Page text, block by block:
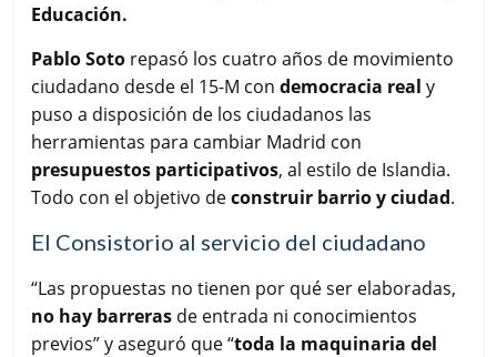
Educación.
Pablo Soto repasó los cuatro años de movimiento
ciudadano desde el 15-M condemocracia real y
puso a disposición de los ciudadanos las
herramientas para cambiar Madrid con
presupuestos participativos, al estilo de Islandia.
Todo con el objetivo deconstruir barrio y ciudad.
El Consistorio al servicio del ciudadano
“Las propuestas no tienen por qué ser elaboradas,
no hay barreras de entrada ni conocimientos
previos” y aseguró que “toda la maquinaria del